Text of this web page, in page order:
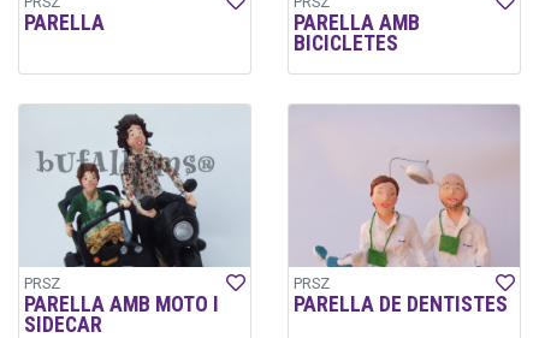
PARELLA
PARELLA AMB
BICICLETES
PRSZ
PARELLA AMB MOTO I
SIDECAR
PRSZ
PARELLA DE DENTISTES